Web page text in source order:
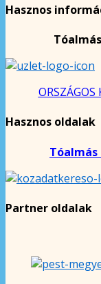
Hasznos
Hasznos oldalak
Partner oldalak